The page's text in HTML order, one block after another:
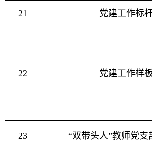
21 党建工作标
22 党建工作样
23 “双带头人”教师党支